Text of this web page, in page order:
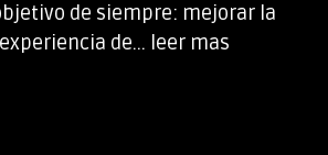
de siempre: mejorar la
de... leer mas